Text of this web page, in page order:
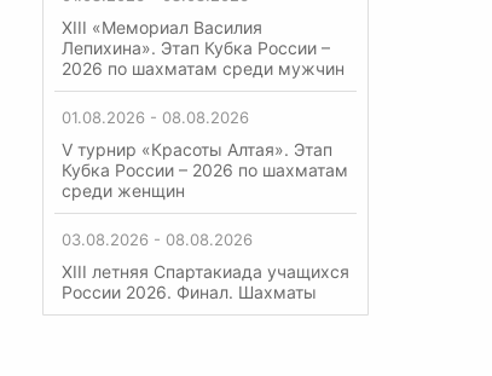
XIII «Мемориал Василия
Лепихина». Этап Кубка России –
2026 по шахматам среди мужчин
01.08.2026 - 08.08.2026
V турнир «Красоты Алтая». Этап
Кубка России – 2026 по шахматам
среди женщин
03.08.2026 - 08.08.2026
XIII летняя Спартакиада учащихся
России 2026. Финал. Шахматы